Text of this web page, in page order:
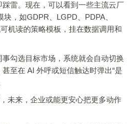
雷。现在，可以看到一些主流云厂
块，如GDPR、LGPD、PDPA、
机读的策略模板，挂在数据调用和
勾选目标市场，系统就会自动切换
至在 AI 外呼或短信触达时弹出“是
来，企业或能更安心把更多动作